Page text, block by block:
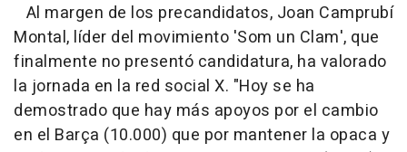
Al margen de los precandidatos, Joan Camprubí
Montal, líder del movimiento 'Som un Clam', que
finalmente no presentó candidatura, ha valorado
la jornada en la red social X. "Hoy se ha
demostrado que hay más apoyos por el cambio
en el Barça (10.000) que por mantener la opaca y